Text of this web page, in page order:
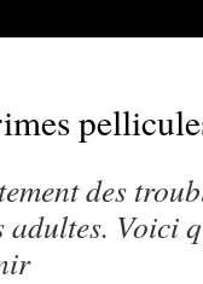
des
adultes. Voici